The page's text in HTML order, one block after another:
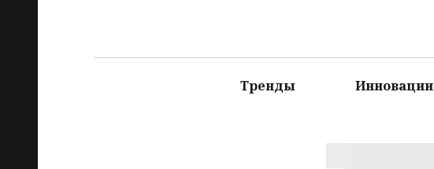
Тренды Инновации